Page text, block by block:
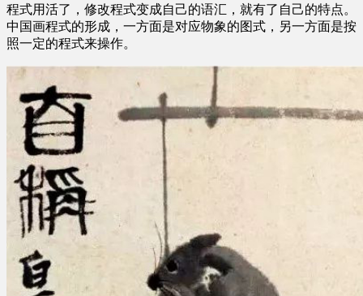
程式用活了，修改程式变成自己的语汇，就有了自己的特点。
中国画程式的形成，一方面是对应物象的图式，另一方面是按
照一定的程式来操作。